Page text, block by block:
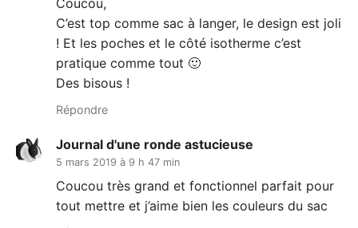
Coucou,
C’est top comme sac à langer, le design est joli
! Et les poches et le côté isotherme c’est
pratique comme tout 🙂
Des bisous !
Répondre
Journal d'une ronde astucieuse
5 mars 2019 à 9 h 47 min
Coucou très grand et fonctionnel parfait pour
tout mettre et j’aime bien les couleurs du sac